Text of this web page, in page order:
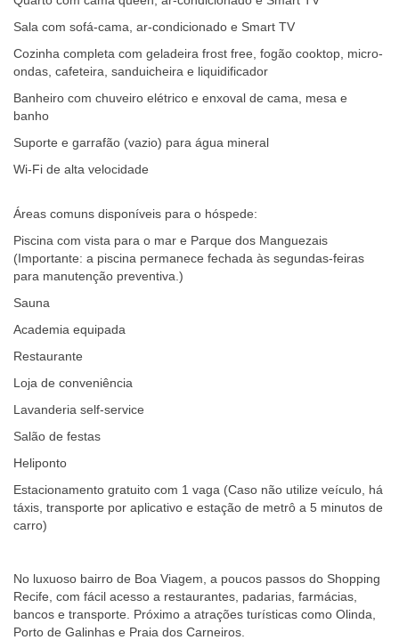
Sala com sofá-cama, ar-condicionado e Smart TV
Cozinha completa com geladeira frost free, fogão cooktop, micro-
ondas, cafeteira, sanduicheira e liquidificador
Banheiro com chuveiro elétrico e enxoval de cama, mesa e
banho
Suporte e garrafão (vazio) para água mineral
Wi-Fi de alta velocidade
Áreas comuns disponíveis para o hóspede:
Piscina com vista para o mar e Parque dos Manguezais
(Importante: a piscina permanece fechada às segundas-feiras
para manutenção preventiva.)
Sauna
Academia equipada
Restaurante
Loja de conveniência
Lavanderia self-service
Salão de festas
Heliponto
Estacionamento gratuito com 1 vaga (Caso não utilize veículo, há
táxis, transporte por aplicativo e estação de metrô a 5 minutos de
carro)
No luxuoso bairro de Boa Viagem, a poucos passos do Shopping
Recife, com fácil acesso a restaurantes, padarias, farmácias,
bancos e transporte. Próximo a atrações turísticas como Olinda,
Porto de Galinhas e Praia dos Carneiros.